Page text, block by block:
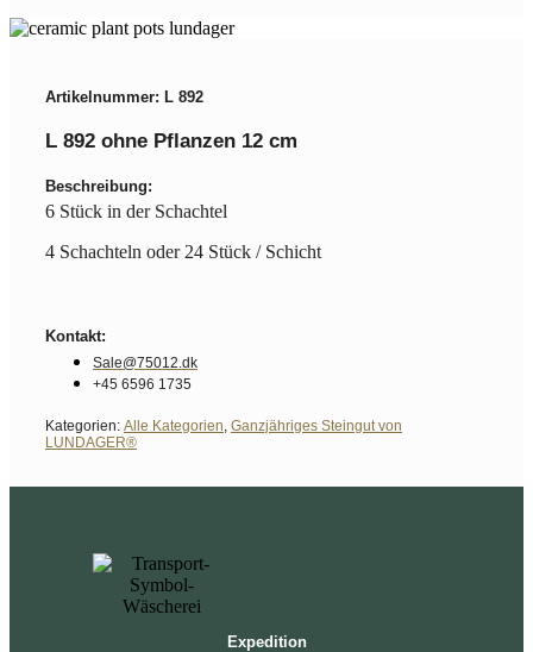
Artikelnummer: L 892
L 892 ohne Pflanzen 12 cm
Beschreibung:
6 Stück in der Schachtel
4 Schachteln oder 24 Stück / Schicht
Kontakt:
Sale@75012.dk
+45 6596 1735
Kategorien: Alle Kategorien Ganzjähriges Steingut von
LUNDAGER®
Expedition